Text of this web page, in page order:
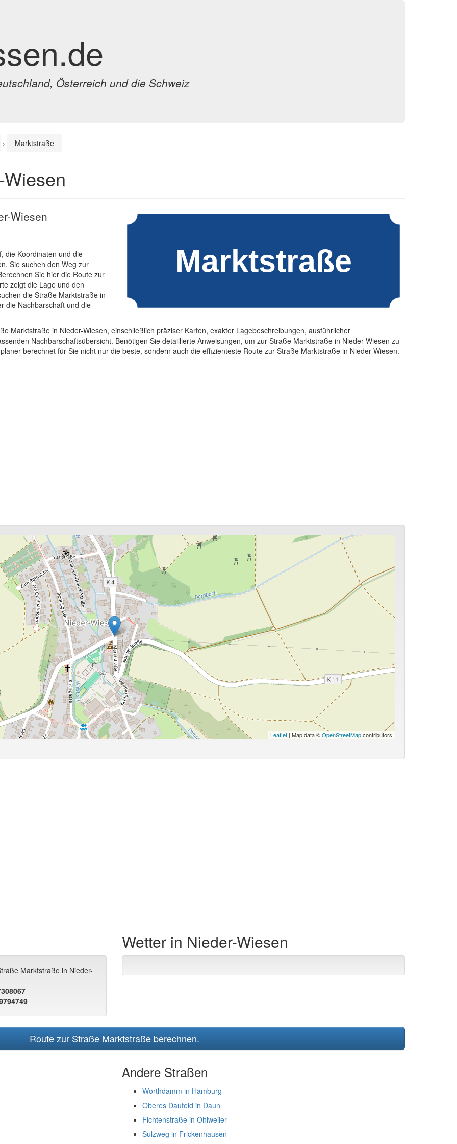
Österreich und die Schweiz
› Marktstraße
Wiesen
die Koordinaten und die
Sie suchen den Weg zur
Sie hier die Route zur
zeigt die Lage und den
die Straße Marktstraße in
die Nachbarschaft und die
Marktstraße in Nieder-Wiesen, einschließlich präziser Karten, exakter Lagebeschreibungen, ausführlicher
Nachbarschaftsübersicht. Benötigen Sie detaillierte Anweisungen, um zur Straße Marktstraße in Nieder-Wiesen zu
berechnet für Sie nicht nur die beste, sondern auch die effizienteste Route zur Straße Marktstraße in Nieder-Wiesen.
Leaflet | Map data ©OpenStreetMapcontributors
Marktstraße in Nieder-
Wetter in Nieder-Wiesen
Route zur Straße Marktstraße berechnen.
Andere Straßen
Worthdamm in Hamburg
Oberes Daufeld in Daun
Fichtenstraße in Ohlweiler
Sulzweg in Frickenhausen